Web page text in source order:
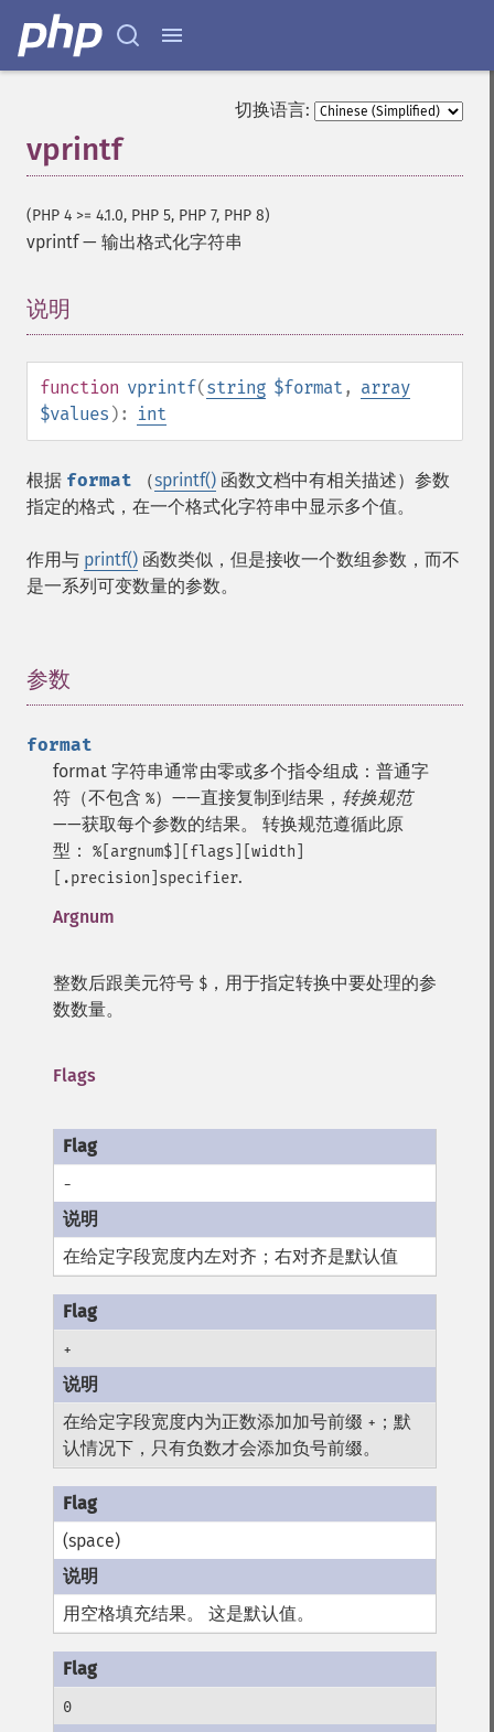
切换语言:
vprintf
(PHP 4 >= 4.1.0, PHP 5, PHP 7, PHP 8)
vprintf— 输出格式化字符串
说明
function vprintf(string $format , array
$values ): int
根据 format （sprintf() 函数文档中有相关描述）参数
指定的格式，在一个格式化字符串中显示多个值。
作用与 printf() 函数类似，但是接收一个数组参数，而不
是一系列可变数量的参数。
参数
format
format 字符串通常由零或多个指令组成：普通字
符（不包含 %）——直接复制到结果， 转换规范
——获取每个参数的结果。 转换规范遵循此原
型： %[argnum$][flags][width]
[.precision]specifier.
Argnum
整数后跟美元符号 $ ，用于指定转换中要处理的参
数数量。
Flags
-
在给定字段宽度内左对齐；右对齐是默认值
+
在给定字段宽度内为正数添加加号前缀 + ；默
认情况下，只有负数才会添加负号前缀。
(space)
用空格填充结果。 这是默认值。
0